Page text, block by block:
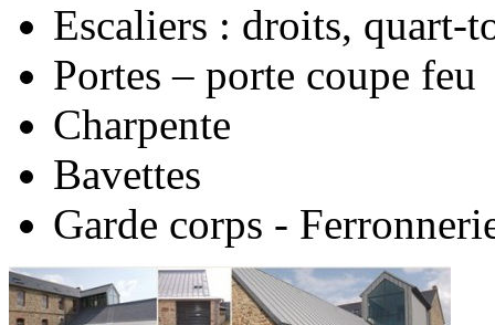
Escaliers : droits, quart-
Portes – porte coupe feu
Charpente
Bavettes
Garde corps -